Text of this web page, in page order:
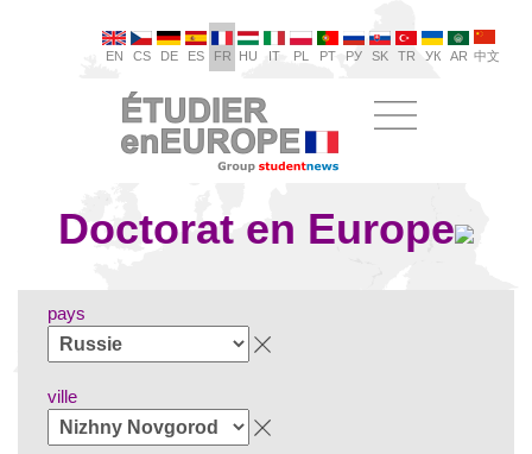
EN CS DE ES FR HU IT PL PT РУ SK TR УК AR 中文
Doctorat en Europe
pays
ville